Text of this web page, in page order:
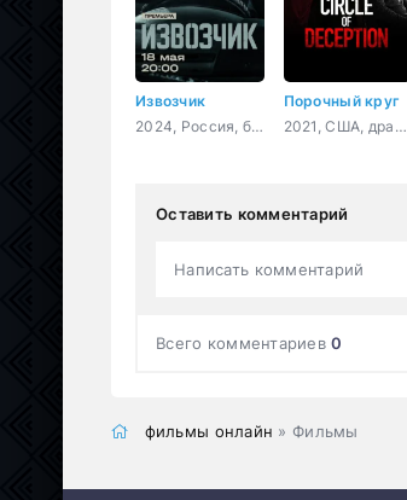
Извозчик
2024, Россия, боевик, детектив, криминал
Порочный круг
2021, США, драма, криминал
Оставить комментарий
Написать комментарий
Всего комментариев0
фильмы онлайн » Фильмы